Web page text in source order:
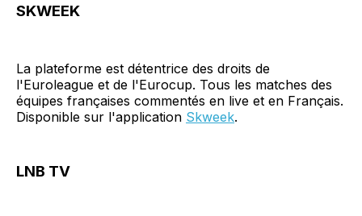
SKWEEK
La plateforme est détentrice des droits de
l'Euroleague et de l'Eurocup. Tous les matches des
équipes françaises commentés en live et en Français.
Disponible sur l'application Skweek.
LNB TV